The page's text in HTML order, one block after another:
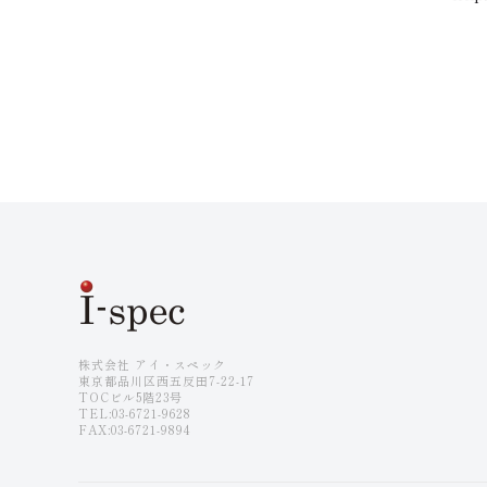
株式会社 アイ・スペック
東京都品川区西五反田7-22-17
TOCビル5階23号
TEL:03-6721-9628
FAX:03-6721-9894